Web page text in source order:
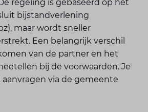
regeling is gebaseerd op het
bijstandverlening
maar wordt sneller
Een belangrijk verschil
van de partner en het
bij de voorwaarden. Je
via de gemeente